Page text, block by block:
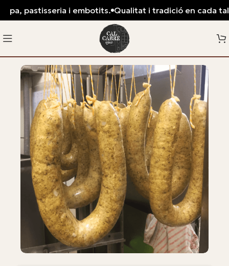
pa, pastisseria i embotits. Qualitat i tradició en cada